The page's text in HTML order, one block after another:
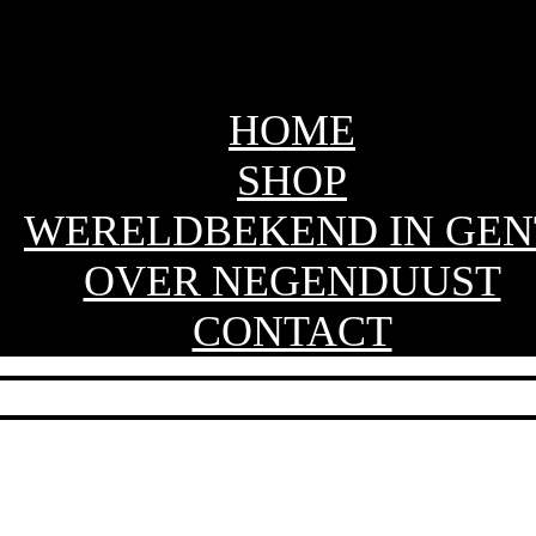
HOME
SHOP
WERELDBEKEND IN
OVER NEGENDUUST
CONTACT